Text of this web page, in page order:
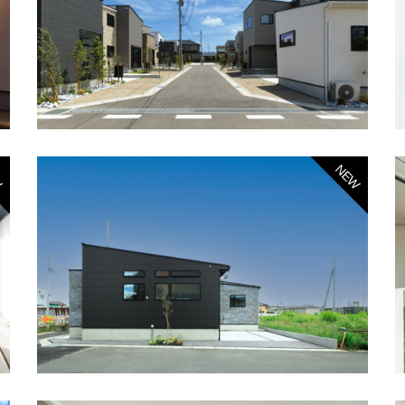
NEW